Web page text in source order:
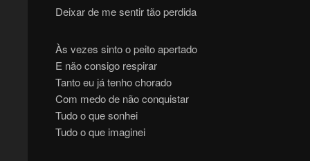
Deixar de me sentir tão perdida
Às vezes sinto o peito apertado
E não consigo respirar
Tanto eu já tenho chorado
Com medo de não conquistar
Tudo o que sonhei
Tudo o que imaginei